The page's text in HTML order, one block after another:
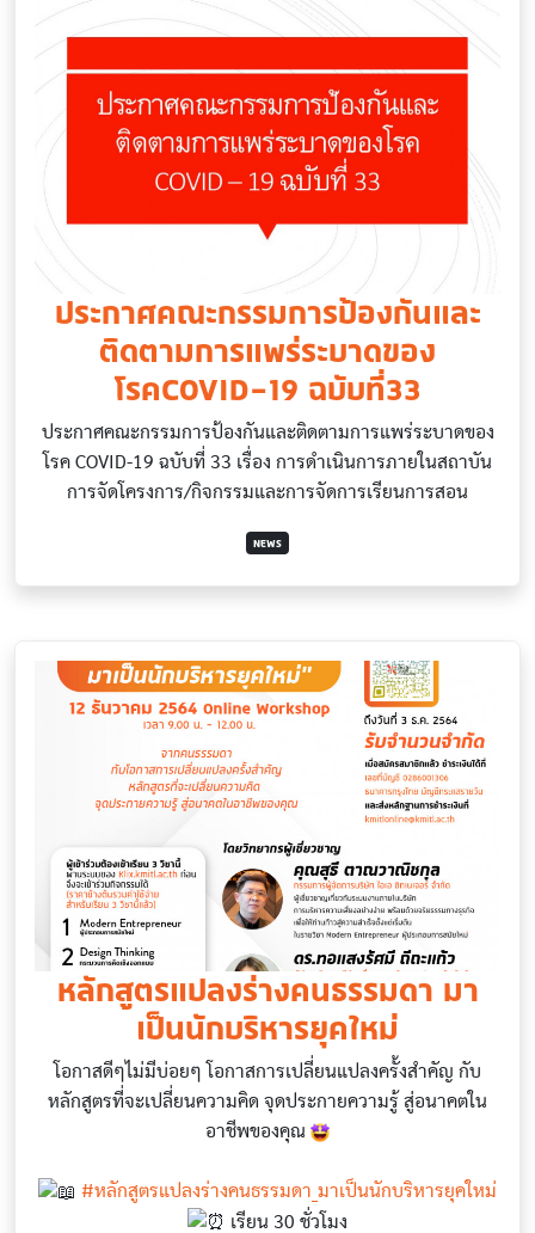
ประกาศคณะกรรมการป้องกันและ
ติดตามการแพร่ระบาดของ
โรคCOVID-19 ฉบับที่33
ประกาศคณะกรรมการป้องกันและติดตามการแพร่ระบาดของ
โรค COVID-19 ฉบับที่ 33 เรื่อง การดำเนินการภายในสถาบัน
การจัดโครงการ/กิจกรรมและการจัดการเรียนการสอน
NEWS
หลักสูตรแปลงร่างคนธรรมดา มา
เป็นนักบริหารยุคใหม่
โอกาสดีๆไม่มีบ่อยๆ โอกาสการเปลี่ยนแปลงครั้งสำคัญ กับ
หลักสูตรที่จะเปลี่ยนความคิด จุดประกายความรู้ สู่อนาคตใน
อาชีพของคุณ
#หลักสูตรแปลงร่างคนธรรมดา_มาเป็นนักบริหารยุคใหม่
เรียน 30 ชั่วโมง